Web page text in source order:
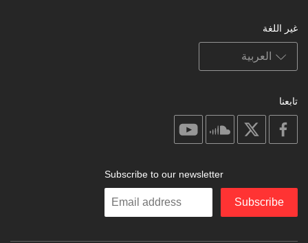
غير اللغة
تابعنا
facebook
soundcloud
Subscribe to our newsletter
Enter
Subscribe